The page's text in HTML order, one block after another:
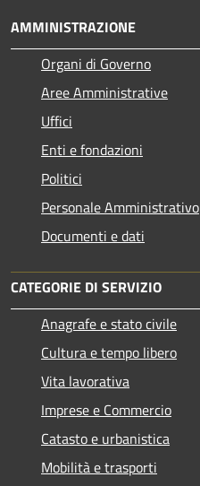
AMMINISTRAZIONE
Organi di Governo
Aree Amministrative
Uffici
Enti e fondazioni
Politici
Personale Amministrativo
Documenti e dati
CATEGORIE DI SERVIZIO
Anagrafe e stato civile
Cultura e tempo libero
Vita lavorativa
Imprese e Commercio
Catasto e urbanistica
Mobilità e trasporti